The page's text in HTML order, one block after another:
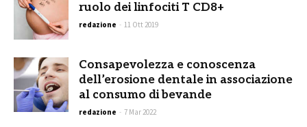
ruolo dei linfociti T CD8+
redazione - 11 Ott 2019
Consapevolezza e conoscenza
dell’erosione dentale in associazione
al consumo di bevande
redazione - 7 Mar 2022